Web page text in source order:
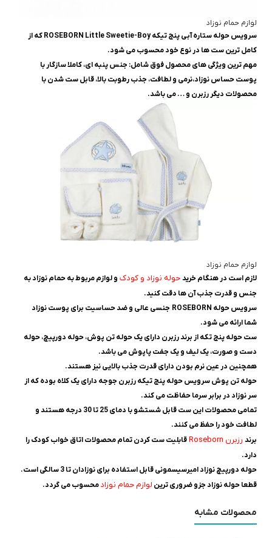
لوازم حمام نوزاد
سرويس حوله ستاره آبى پنج تيکه ROSEBORN Little Sweetie-Boy که از
کامل ترین ست ها در نوع خود محسوب می شود.
مهم ترین ویژگی های محصول فوق شامل: جنس پنبه ای، کاملا سازگار با
پوست حساس نوزاد،نرمی و لطافت، جذب رطوبت بالا، قابل ست شدن با
محصولات دیگر رزبرن و … می باشد.
لوازم حمام نوزاد
لازم است در هنگام خریدحوله نوزاد و کودک و لوازم مربوط به حمام نوزاد به
جنس و قدرت جذب آن ها دقت کنید.
سرويس حوله ROSEBORN جنسی عالی و ضد حساسیت برای پوست نوزاد
شما ارائه می شود.
ست حوله پنج تکه از برند رزبرن دارای یک حوله تن پوش، حوله دورپیچ، حوله
دست و صورت، یک لیف و یک جفت پاپوش می باشد.
همچنین در عین نرم بودن دارای قدرت جذب بالایی نیز هستند.
حوله تن پوش سرويس حوله پنج تيکه رزبرن جوجه دارای یک کلاه بوده که از
سر نوزاد در برابر سرما حفاظت می کند.
تمامی محصولات این ست قابل شستشو با دمای 25 تا 30 درجه هستند و
لطافت خود را حفظ می کنند.
برند رزبرن Roseborn
قابلیت ست کردن تمام محصولات اتاق خواب کودک را
دارد.
حوله دورپیچ نوزاد امیرسیسمونی قابل استفاده برای نوزادان تا 3 سالگی است.
قطعا حوله نوزاد جزو ضروری ترین لوازم حمام نوزادمحسوب می گردد.
محصولات مشابه